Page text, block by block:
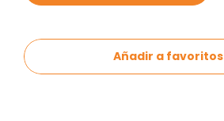
Añadir a favoritos